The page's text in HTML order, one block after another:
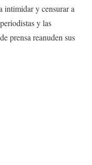
intimidar y censurar a
y las
prensa reanuden sus